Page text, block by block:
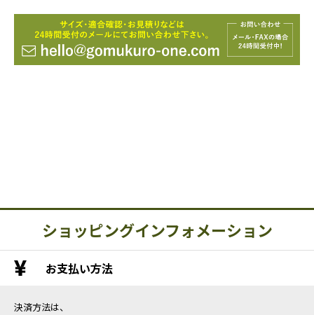
ショッピングインフォメーション
お支払い方法
決済方法は、